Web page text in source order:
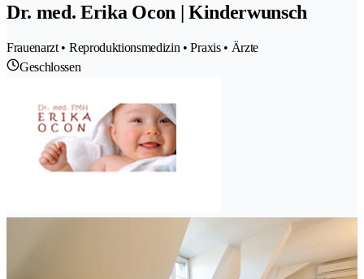
Dr. med. Erika Ocon | Kinderwunsch
Frauenarzt • Reproduktionsmedizin • Praxis • Ärzte
Geschlossen